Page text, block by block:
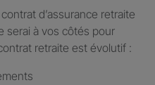
d’assurance retraite
serai à vos côtés pour
retraite est évolutif :